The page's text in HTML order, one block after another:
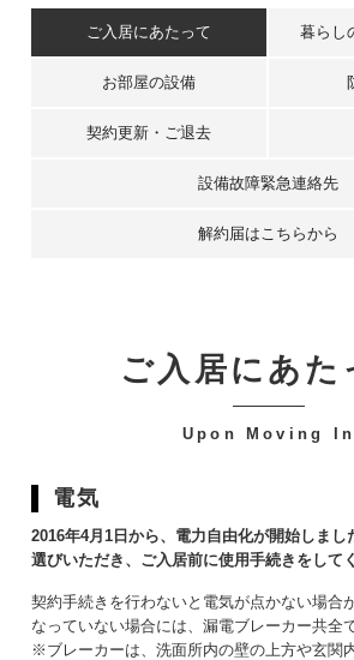
ご入居にあたって 暮らし
お部屋の設備
契約更新・ご退去
設備故障緊急連絡先
解約届はこちらから
ご入居にあた
-
Upon Moving In
電気
2016年4月1日から、電力自由化が開始しまし
選びいただき、ご入居前に使用手続きをして
契約手続きを行わないと電気が点かない場合
なっていない場合には、漏電ブレーカー共全
※ブレーカーは、洗面所内の壁の上方や玄関